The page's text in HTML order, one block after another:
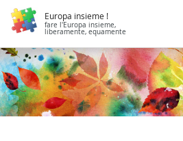
Europa insieme !
fare l'Europa insieme,
liberamente, equamente